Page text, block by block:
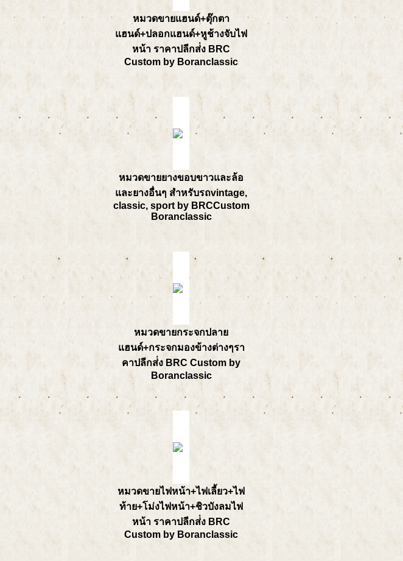
หมวดขายแฮนด์+ตุ๊กตา
แฮนด์+ปลอกแฮนด์+หูช้างจับไฟ
หน้า ราคาปลีกส่่ง BRC
Custom by Boranclassic
หมวดขายยางขอบขาวและล้อ
และยางอื่นๆ สำหรับรถvintage,
classic, sport by BRCCustom
Boranclassic
หมวดขายกระจกปลาย
แฮนด์+กระจกมองข้างต่างๆรา
คาปลีกส่่ง BRC Custom by
Boranclassic
หมวดขายไฟหน้า+ไฟเลี้ยว+ไฟ
ท้าย+โม่งไฟหน้า+ชิวบังลมไฟ
หน้า ราคาปลีกส่่ง BRC
Custom by Boranclassic